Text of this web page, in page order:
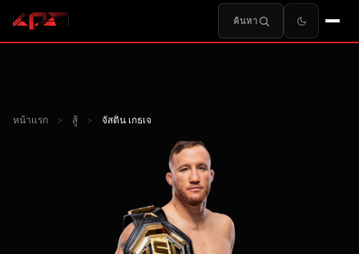
ค้นหา
หน้าแรก > สู้ > จัสติน เกธเจ